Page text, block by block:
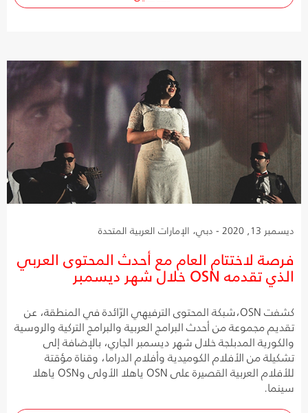
ديسمبر 13, 2020 - دبي، الإمارات العربية المتحدة
فرصة لاختتام العام مع أحدث المحتوى العربي
الذي تقدمه OSN خلال شهر ديسمبر
كشفت OSN،شبكة المحتوى الترفيهي الرّائدة في المنطقة، عن
تقديم مجموعة من أحدث البرامج العربية والبرامج التركية والروسية
والكورية المدبلجة خلال شهر ديسمبر الجاري، بالإضافة إلى
تشكيلة من الأفلام الكوميدية وأفلام الدراما، وقناة مؤقتة
للأفلام العربية القصيرة على OSN ياهلا الأولى وOSN ياهلا
سينما.